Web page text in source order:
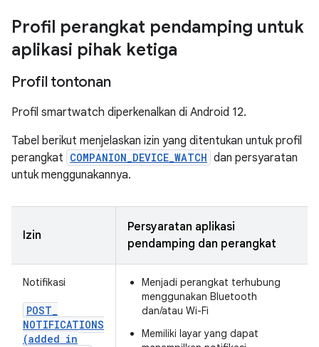
Profil perangkat pendamping untuk
aplikasi pihak ketiga
Profil tontonan
Profil smartwatch diperkenalkan di Android 12.
Tabel berikut menjelaskan izin yang ditentukan untuk profil
perangkat COMPANION_DEVICE_WATCH dan persyaratan
untuk menggunakannya.
Izin
Persyaratan aplikasi
pendamping dan perangkat
Notifikasi
POST_
NOTIFICATIONS
(added in
Menjadi perangkat terhubung
menggunakan Bluetooth
dan/atau Wi-Fi
Memiliki layar yang dapat